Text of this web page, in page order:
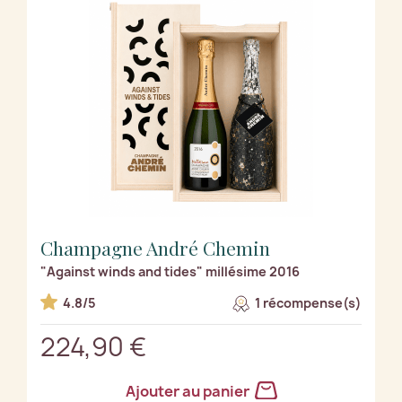
Champagne André Chemin
"Against winds and tides" millésime 2016
4.8/5
1 récompense(s)
224,90 €
Ajouter au panier